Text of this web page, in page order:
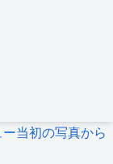
当初の写真から